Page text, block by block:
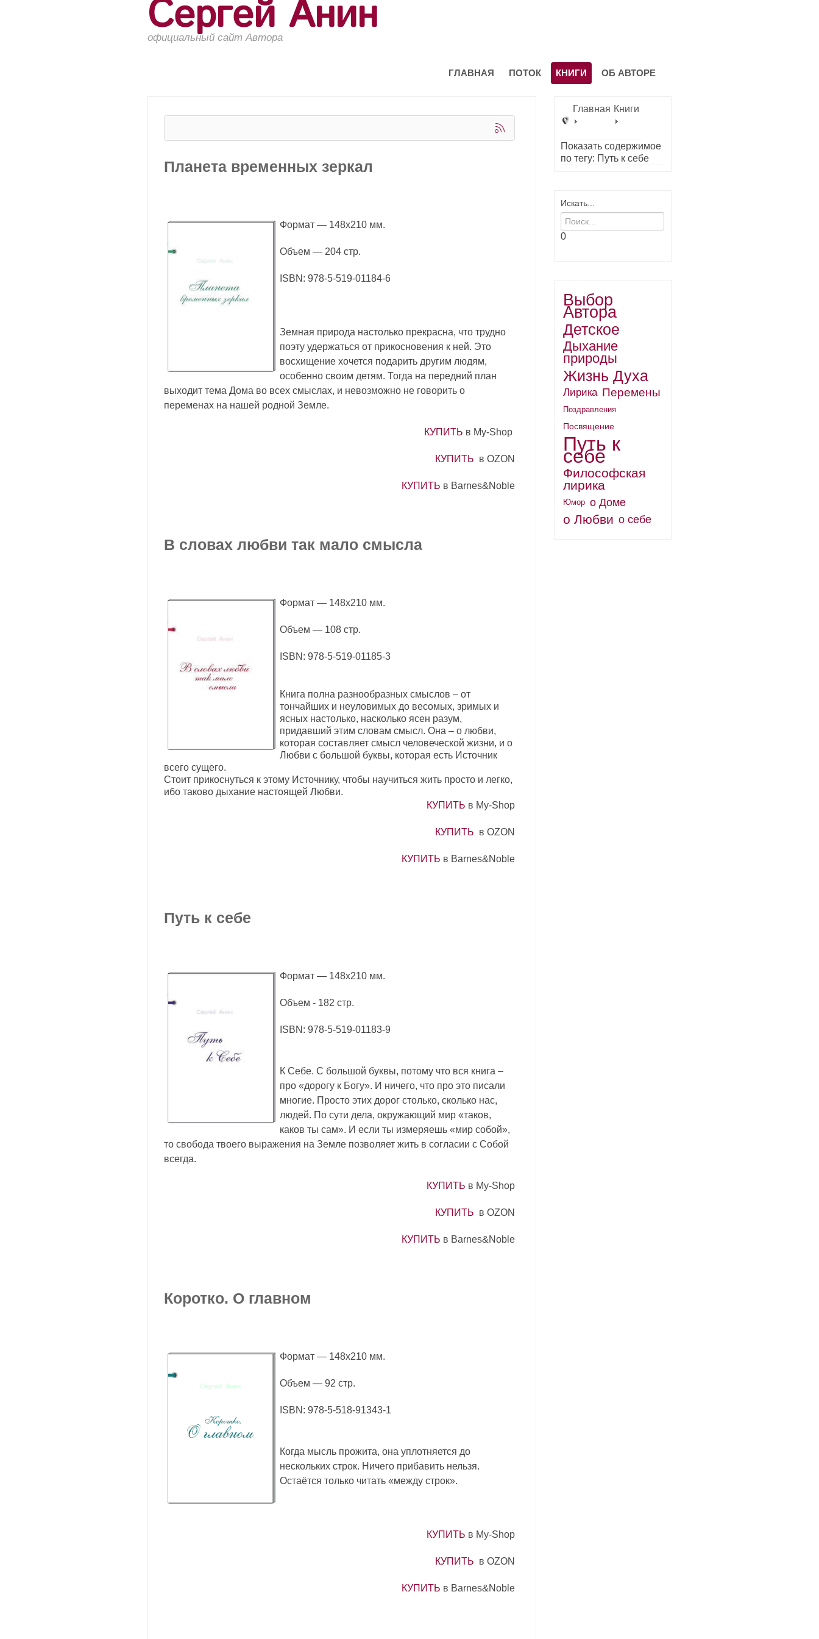
Сергей Анин
официальный сайт Автора
ГЛАВНАЯ ПОТОК КНИГИ ОБ АВТОРЕ
Планета временных зеркал
Формат — 148x210 мм.
Объем — 204 стр.
ISBN: 978-5-519-01184-6
Земная природа настолько прекрасна, что трудно
поэту удержаться от прикосновения к ней. Это
восхищение хочется подарить другим людям,
особенно своим детям. Тогда на передний план
выходит тема Дома во всех смыслах, и невозможно не говорить о
переменах на нашей родной Земле.
КУПИТЬ в My-Shop
КУПИТЬ в OZON
КУПИТЬ в Barnes&Noble
В словах любви так мало смысла
Формат — 148x210 мм.
Объем — 108 стр.
ISBN: 978-5-519-01185-3
Книга полна разнообразных смыслов – от
тончайших и неуловимых до весомых, зримых и
ясных настолько, насколько ясен разум,
придавший этим словам смысл. Она – о любви,
которая составляет смысл человеческой жизни, и о
Любви с большой буквы, которая есть Источник
всего сущего.
Стоит прикоснуться к этому Источнику, чтобы научиться жить просто и легко,
ибо таково дыхание настоящей Любви.
КУПИТЬ в My-Shop
КУПИТЬ в OZON
КУПИТЬ в Barnes&Noble
Путь к себе
Формат — 148x210 мм.
Объем - 182 стр.
ISBN: 978-5-519-01183-9
К Себе. С большой буквы, потому что вся книга –
про «дорогу к Богу». И ничего, что про это писали
многие. Просто этих дорог столько, сколько нас,
людей. По сути дела, окружающий мир «таков,
каков ты сам». И если ты измеряешь «мир собой»,
то свобода твоего выражения на Земле позволяет жить в согласии с Собой
всегда.
КУПИТЬ в My-Shop
КУПИТЬ в OZON
КУПИТЬ в Barnes&Noble
Коротко. О главном
Формат — 148x210 мм.
Объем — 92 стр.
ISBN: 978-5-518-91343-1
Когда мысль прожита, она уплотняется до
нескольких строк. Ничего прибавить нельзя.
Остаётся только читать «между строк».
КУПИТЬ в My-Shop
КУПИТЬ в OZON
КУПИТЬ в Barnes&Noble
Главная Книги
Показать содержимое
по тегу: Путь к себе
Искать...
0
Выбор
Автора
Детское
Дыхание
природы
Жизнь Духа
Лирика Перемены
Поздравления
Посвящение
Путь к
себе
Философская
лирика
Юмор о Доме
о Любви о себе